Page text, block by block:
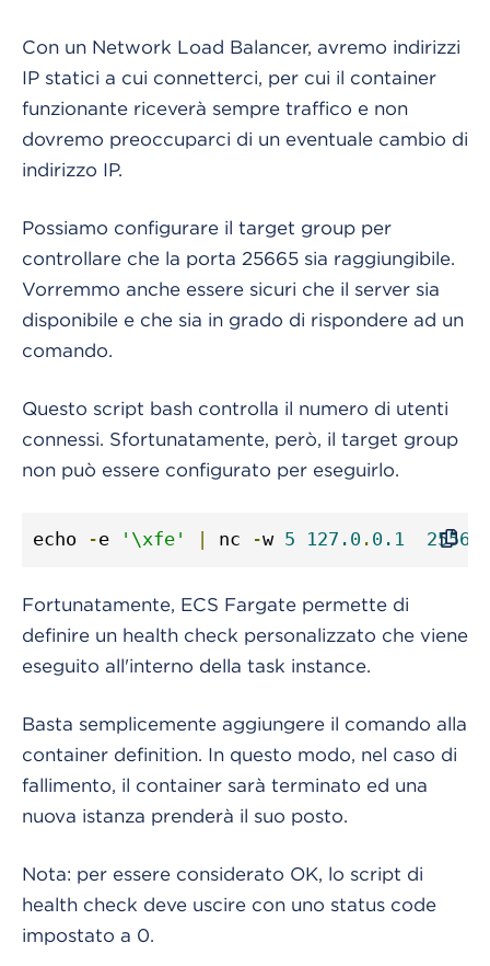
Con un Network Load Balancer, avremo indirizzi
IP statici a cui connetterci, per cui il container
funzionante riceverà sempre traffico e non
dovremo preoccuparci di un eventuale cambio di
indirizzo IP.
Possiamo configurare il target group per
controllare che la porta 25665 sia raggiungibile.
Vorremmo anche essere sicuri che il server sia
disponibile e che sia in grado di rispondere ad un
comando.
Questo script bash controlla il numero di utenti
connessi. Sfortunatamente, però, il target group
non può essere configurato per eseguirlo.
echo -e '\xfe' | nc -w 5 127.0 . 0.1 25565
Fortunatamente, ECS Fargate permette di
definire un health check personalizzato che viene
eseguito all'interno della task instance.
Basta semplicemente aggiungere il comando alla
container definition. In questo modo, nel caso di
fallimento, il container sarà terminato ed una
nuova istanza prenderà il suo posto.
Nota: per essere considerato OK, lo script di
health check deve uscire con uno status code
impostato a 0.